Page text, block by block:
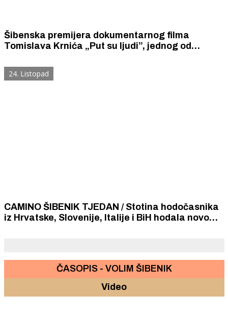
Šibenska premijera dokumentarnog filma
Tomislava Krnića „Put su ljudi”, jednog od
filmova stvarne i duhovne ceste
24. Listopad
CAMINO ŠIBENIK TJEDAN / Stotina hodočasnika
iz Hrvatske, Slovenije, Italije i BiH hodala novom
ČASOPIS - VOLIM ŠIBENIK
Video